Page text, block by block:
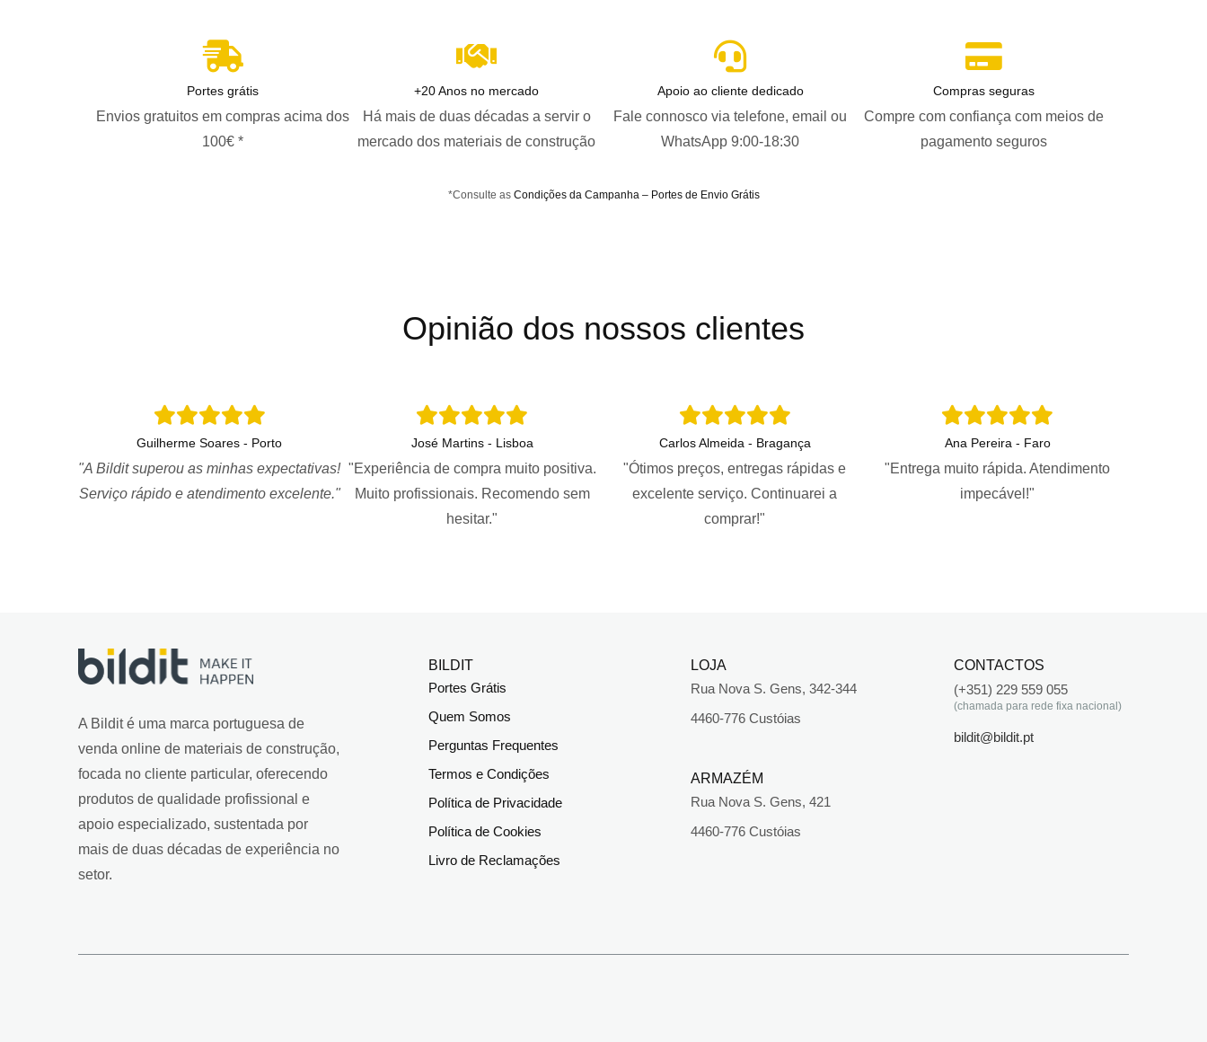
Portes grátis
Envios gratuitos em compras acima dos
100€ *
+20 Anos no mercado
Há mais de duas décadas a servir o
mercado dos materiais de construção
Apoio ao cliente dedicado
Fale connosco via telefone, email ou
WhatsApp 9:00-18:30
Compras seguras
Compre com confiança com meios de
pagamento seguros
*Consulte as Condições da Campanha – Portes de Envio Grátis
Opinião dos nossos clientes
Guilherme Soares - Porto
"A Bildit superou as minhas expectativas!
Serviço rápido e atendimento excelente."
José Martins - Lisboa
"Experiência de compra muito positiva.
Muito profissionais. Recomendo sem
hesitar."
Carlos Almeida - Bragança
"Ótimos preços, entregas rápidas e
excelente serviço. Continuarei a
comprar!"
Ana Pereira - Faro
"Entrega muito rápida. Atendimento
impecável!"
A Bildit é uma marca portuguesa de
venda online de materiais de construção,
focada no cliente particular, oferecendo
produtos de qualidade profissional e
apoio especializado, sustentada por
mais de duas décadas de experiência no
setor.
BILDIT
Portes Grátis
Quem Somos
Perguntas Frequentes
Termos e Condições
Política de Privacidade
Política de Cookies
Livro de Reclamações
LOJA
Rua Nova S. Gens, 342-344
4460-776 Custóias
ARMAZÉM
Rua Nova S. Gens, 421
4460-776 Custóias
CONTACTOS
(+351) 229 559 055
(chamada para rede fixa nacional)
bildit@bildit.pt